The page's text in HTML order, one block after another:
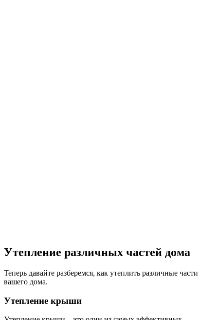
Утепление различных частей дома
Теперь давайте разберемся, как утеплить различные части
вашего дома.
Утепление крыши